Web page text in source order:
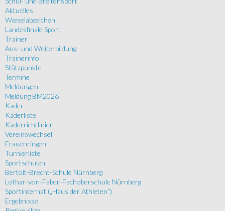
Aktuelles
Wieselabzeichen
Landesfinale Sport
Trainer
Aus- und Weiterbildung
Trainerinfo
Stützpunkte
Termine
Meldungen
Meldung BM2026
Kader
Kaderliste
Kaderrichtlinien
Vereinswechsel
Frauenringen
Turnierliste
Sportschulen
Bertolt-Brecht-Schule Nürnberg
Lothar-von-Faber-Fachoberschule Nürnberg
Sportinternat („Haus der Athleten“)
Ergebnisse